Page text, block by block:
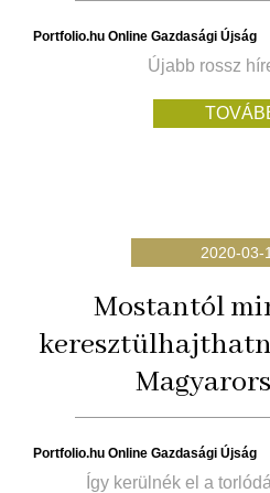
Portfolio.hu Online Gazdasági Újság
Újabb rossz
2020-03-
Mostantól
Portfolio.hu Online Gazdasági Újság
Így kerülnék el a